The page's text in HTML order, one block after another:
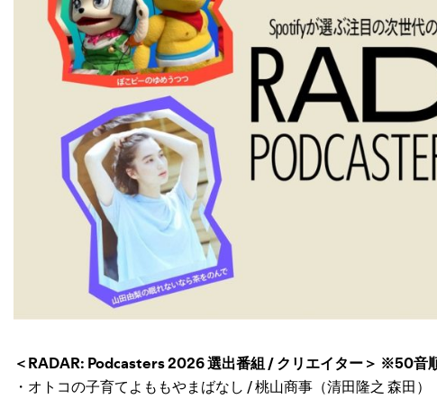
＜RADAR: Podcasters 2026 選出番組 / クリエイター＞ ※50音
・オトコの子育てよももやまばなし / 桃山商事（清田隆之 森田）